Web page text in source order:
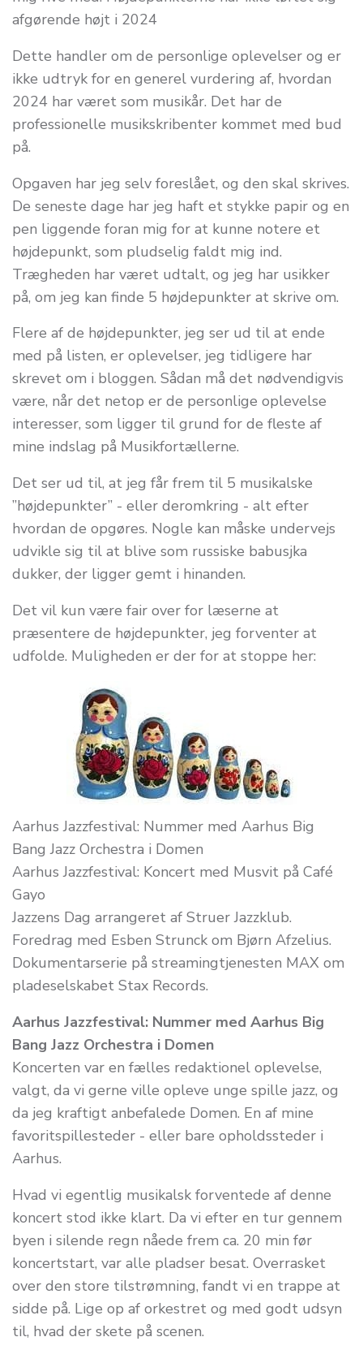
afgørende højt i 2024
Dette handler om de personlige oplevelser og er
ikke udtryk for en generel vurdering af, hvordan
2024 har været som musikår. Det har de
professionelle musikskribenter kommet med bud
på.
Opgaven har jeg selv foreslået, og den skal skrives.
De seneste dage har jeg haft et stykke papir og en
pen liggende foran mig for at kunne notere et
højdepunkt, som pludselig faldt mig ind.
Trægheden har været udtalt, og jeg har usikker
på, om jeg kan finde 5 højdepunkter at skrive om.
Flere af de højdepunkter, jeg ser ud til at ende
med på listen, er oplevelser, jeg tidligere har
skrevet om i bloggen. Sådan må det nødvendigvis
være, når det netop er de personlige oplevelse
interesser, som ligger til grund for de fleste af
mine indslag på Musikfortællerne.
Det ser ud til, at jeg får frem til 5 musikalske
”højdepunkter” - eller deromkring - alt efter
hvordan de opgøres. Nogle kan måske undervejs
udvikle sig til at blive som russiske babusjka
dukker, der ligger gemt i hinanden.
Det vil kun være fair over for læserne at
præsentere de højdepunkter, jeg forventer at
udfolde. Muligheden er der for at stoppe her:
Aarhus Jazzfestival: Nummer med Aarhus Big
Bang Jazz Orchestra i Domen
Aarhus Jazzfestival: Koncert med Musvit på Café
Gayo
Jazzens Dag arrangeret af Struer Jazzklub.
Foredrag med Esben Strunck om Bjørn Afzelius.
Dokumentarserie på streamingtjenesten MAX om
pladeselskabet Stax Records.
Aarhus Jazzfestival: Nummer med Aarhus Big
Bang Jazz Orchestra i Domen
Koncerten var en fælles redaktionel oplevelse,
valgt, da vi gerne ville opleve unge spille jazz, og
da jeg kraftigt anbefalede Domen. En af mine
favoritspillesteder - eller bare opholdssteder i
Aarhus.
Hvad vi egentlig musikalsk forventede af denne
koncert stod ikke klart. Da vi efter en tur gennem
byen i silende regn nåede frem ca. 20 min før
koncertstart, var alle pladser besat. Overrasket
over den store tilstrømning, fandt vi en trappe at
sidde på. Lige op af orkestret og med godt udsyn
til, hvad der skete på scenen.